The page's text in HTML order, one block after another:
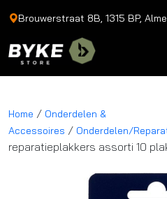
Brouwerstraat 8B, 1315 BP,
Home / Onderdelen &
Accessoires / Onderdelen/
reparatieplakkers assorti 10